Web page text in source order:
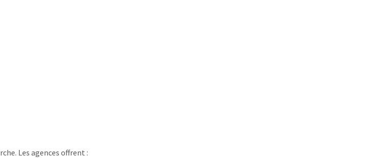
Les agences offrent :